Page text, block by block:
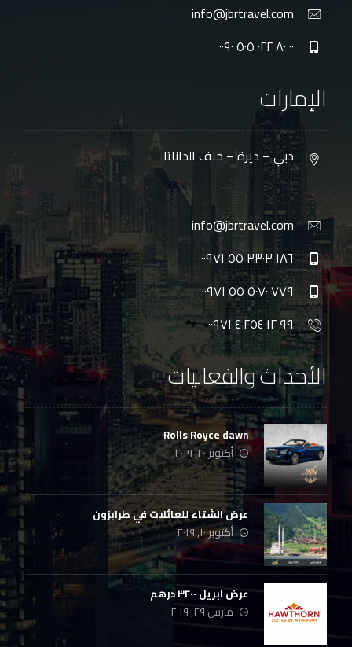
info@jbrtravel.com
٠٠ ٨٠ ٠٢٢ ٥٠٥ ٠٠٩٠
الإمارات
دبي – ديرة – خلف الداناتا
info@jbrtravel.com
١٨٦ ٣٣٠٣ ٥٥ ٠٠٩٧١
٧٧٩ ٥٠٧٠ ٥٥ ٠٠٩٧١
٩٩ ١٢ ٢٥٤ ٤ ٠٠٩٧١
الأحداث والفعاليات
Rolls Royce dawn
أكتوبر ٢٠, ٢٠١٩
عرض الشتاء للعائلات في طرابزون
أكتوبر ١٠, ٢٠١٩
عرض ابريل ٣٢٠٠ درهم
مارس ٢٩, ٢٠١٩